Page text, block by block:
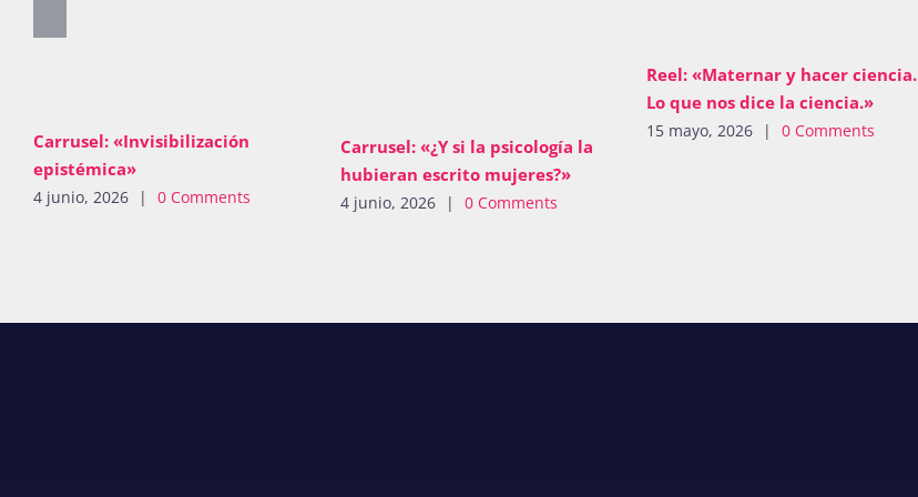
Carrusel: «Invisibilización
epistémica»
4 junio, 2026 | 0 Comments
Carrusel: «¿Y si la psicología la
hubieran escrito mujeres?»
4 junio, 2026 | 0 Comments
Reel: «Maternar y hacer ciencia.
Lo que nos dice la ciencia.»
15 mayo, 2026 | 0 Comments